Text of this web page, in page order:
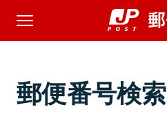
郵便番号検索